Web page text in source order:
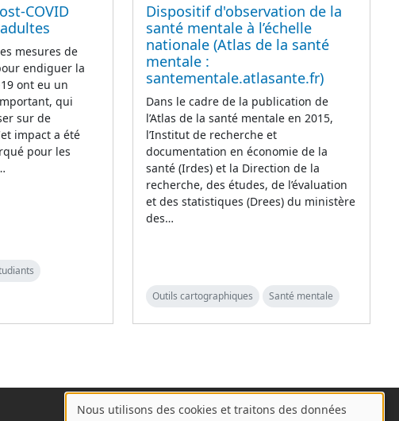
COVID
mesures de
endiguer la
ont eu un
qui
sur de
impact a été
pour les
Dispositif d'observation de la
santé mentale à l’échelle
nationale (Atlas de la santé
mentale :
santementale.atlasante.fr)
Dans le cadre de la publication de
l’Atlas de la santé mentale en 2015,
l’Institut de recherche et
documentation en économie de la
santé (Irdes) et la Direction de la
recherche, des études, de l’évaluation
et des statistiques (Drees) du ministère
des…
Outils cartographiques Santé mentale
Nous utilisons des cookies et traitons des données